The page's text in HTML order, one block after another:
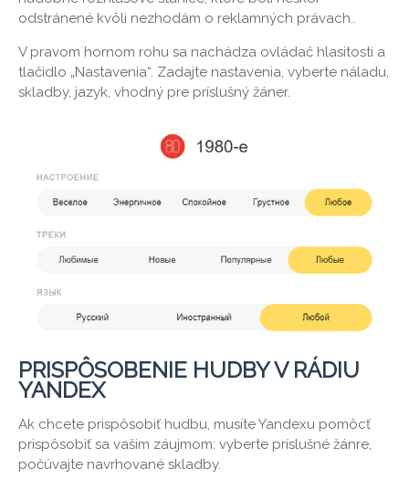
odstránené kvôli nezhodám o reklamných právach..
V pravom hornom rohu sa nachádza ovládač hlasitosti a
tlačidlo „Nastavenia“. Zadajte nastavenia, vyberte náladu,
skladby, jazyk, vhodný pre príslušný žáner.
PRISPÔSOBENIE HUDBY V RÁDIU
YANDEX
Ak chcete prispôsobiť hudbu, musíte Yandexu pomôcť
prispôsobiť sa vašim záujmom: vyberte príslušné žánre,
počúvajte navrhované skladby.